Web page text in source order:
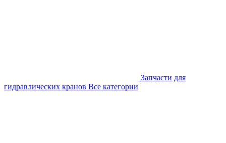
Запчасти для
гидравлических кранов Все категории